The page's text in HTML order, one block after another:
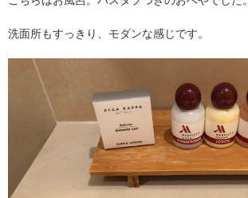
洗面所もすっきり、モダンな感じです。